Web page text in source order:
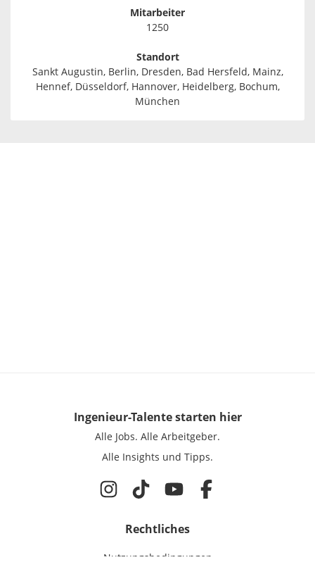
Mitarbeiter
1250
Standort
Sankt Augustin, Berlin, Dresden, Bad Hersfeld, Mainz,
Hennef, Düsseldorf, Hannover, Heidelberg, Bochum,
München
Ingenieur-Talentestarten hier
Alle Jobs. Alle Arbeitgeber.
Alle Insights und Tipps.
Rechtliches
Nutzungsbedingungen